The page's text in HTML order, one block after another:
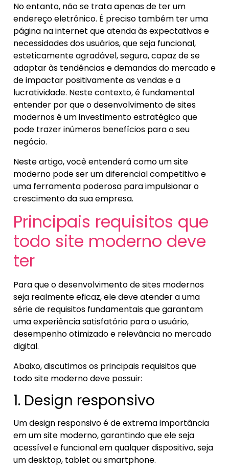
No entanto, não se trata apenas de ter um
endereço eletrônico. É preciso também ter uma
página na internet que atenda às expectativas e
necessidades dos usuários, que seja funcional,
esteticamente agradável, segura, capaz de se
adaptar às tendências e demandas do mercado e
de impactar positivamente as vendas e a
lucratividade. Neste contexto, é fundamental
entender por que o desenvolvimento de sites
modernos é um investimento estratégico que
pode trazer inúmeros benefícios para o seu
negócio.
Neste artigo, você entenderá como um site
moderno pode ser um diferencial competitivo e
uma ferramenta poderosa para impulsionar o
crescimento da sua empresa.
Principais requisitos que
todo site moderno deve
ter
Para que o desenvolvimento de sites modernos
seja realmente eficaz, ele deve atender a uma
série de requisitos fundamentais que garantam
uma experiência satisfatória para o usuário,
desempenho otimizado e relevância no mercado
digital.
Abaixo, discutimos os principais requisitos que
todo site moderno deve possuir:
1. Design responsivo
Um design responsivo é de extrema importância
em um site moderno, garantindo que ele seja
acessível e funcional em qualquer dispositivo, seja
um desktop, tablet ou smartphone.